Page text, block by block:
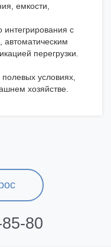
емкости,
с
автоматическим
перегрузки.
условиях,
хозяйстве.
80